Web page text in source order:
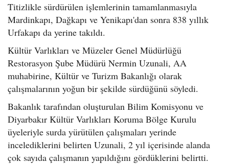
Titizlikle sürdürülen işlemlerinin tamamlanmasıyla
Mardinkapı, Dağkapı ve Yenikapı'dan sonra 838 yıllık
Urfakapı da yerine takıldı.
Kültür Varlıkları ve Müzeler Genel Müdürlüğü
Restorasyon Şube Müdürü Nermin Uzunali, AA
muhabirine, Kültür ve Turizm Bakanlığı olarak
çalışmalarının yoğun bir şekilde sürdüğünü söyledi.
Bakanlık tarafından oluşturulan Bilim Komisyonu ve
Diyarbakır Kültür Varlıkları Koruma Bölge Kurulu
üyeleriyle surda yürütülen çalışmaları yerinde
incelediklerini belirten Uzunali, 2 yıl içerisinde alanda
çok sayıda çalışmanın yapıldığını gördüklerini belirtti.